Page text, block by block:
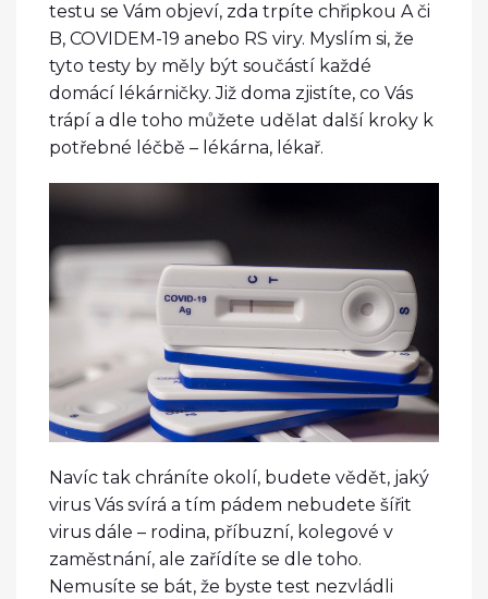
testu se Vám objeví, zda trpíte chřipkou A či
B, COVIDEM-19 anebo RS viry. Myslím si, že
tyto testy by měly být součástí každé
domácí lékárničky. Již doma zjistíte, co Vás
trápí a dle toho můžete udělat další kroky k
potřebné léčbě – lékárna, lékař.
Navíc tak chráníte okolí, budete vědět, jaký
virus Vás svírá a tím pádem nebudete šířit
virus dále – rodina, příbuzní, kolegové v
zaměstnání, ale zařídíte se dle toho.
Nemusíte se bát, že byste test nezvládli